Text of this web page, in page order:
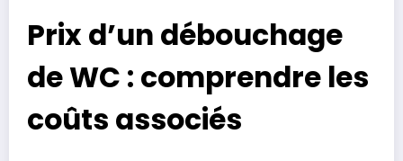
Prix d’un débouchage
de WC : comprendre les
coûts associés